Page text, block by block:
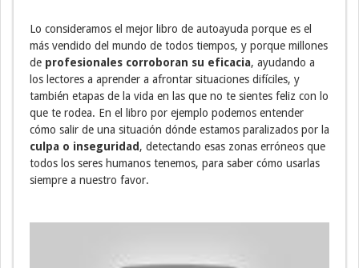
Lo consideramos el mejor libro de autoayuda porque es el
más vendido del mundo de todos tiempos, y porque millones
de profesionales corroboran su eficacia, ayudando a
los lectores a aprender a afrontar situaciones difíciles, y
también etapas de la vida en las que no te sientes feliz con lo
que te rodea. En el libro por ejemplo podemos entender
cómo salir de una situación dónde estamos paralizados por la
culpa o inseguridad, detectando esas zonas erróneos que
todos los seres humanos tenemos, para saber cómo usarlas
siempre a nuestro favor.